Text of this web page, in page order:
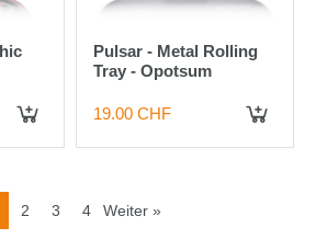
Pulsar - Metal Rolling
Tray - Opotsum
19.00 CHF
2 3 4 Weiter »